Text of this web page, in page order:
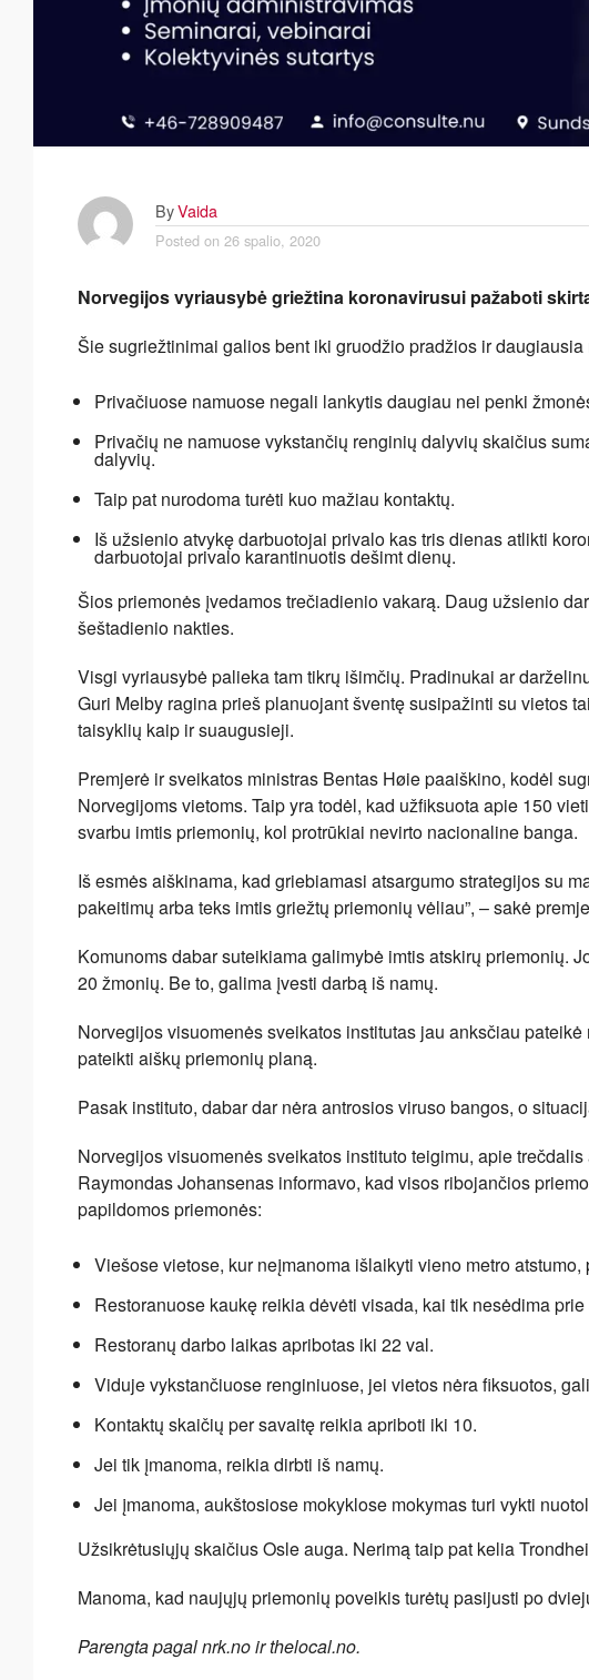
ByVaida
Posted on 26 spalio, 2020
Norvegijos vyriausybė griežtina koronavirusui pažaboti
Šie sugriežtinimai galios bent iki gruodžio pradžios ir
Privačiuose namuose negali lankytis daugiau nei penki
Privačių ne namuose vykstančių renginių dalyvių skaičius
dalyvių.
Taip pat nurodoma turėti kuo mažiau kontaktų.
Iš užsienio atvykę darbuotojai privalo kas tris dienas atlikti
darbuotojai privalo karantinuotis dešimt dienų.
Šios priemonės įvedamos trečiadienio vakarą. Daug užsienio
šeštadienio nakties.
Visgi vyriausybė palieka tam tikrų išimčių. Pradinukai ar
Guri Melby ragina prieš planuojant šventę susipažinti su vietos
taisyklių kaip ir suaugusieji.
Premjerė ir sveikatos ministras Bentas Høie paaiškino, kodėl
Norvegijoms vietoms. Taip yra todėl, kad užfiksuota apie 150
svarbu imtis priemonių, kol protrūkiai nevirto nacionaline banga.
Iš esmės aiškinama, kad griebiamasi atsargumo strategijos su
pakeitimų arba teks imtis griežtų priemonių vėliau”, – sakė
Komunoms dabar suteikiama galimybė imtis atskirų priemonių.
20 žmonių. Be to, galima įvesti darbą iš namų.
Norvegijos visuomenės sveikatos institutas jau anksčiau
pateikti aiškų priemonių planą.
Pasak instituto, dabar dar nėra antrosios viruso bangos, o
Norvegijos visuomenės sveikatos instituto teigimu, apie
Raymondas Johansenas informavo, kad visos ribojančios
papildomos priemonės:
Viešose vietose, kur neįmanoma išlaikyti vieno metro atstumo,
Restoranuose kaukę reikia dėvėti visada, kai tik nesėdima
Restoranų darbo laikas apribotas iki 22 val.
Viduje vykstančiuose renginiuose, jei vietos nėra fiksuotos,
Kontaktų skaičių per savaitę reikia apriboti iki 10.
Jei tik įmanoma, reikia dirbti iš namų.
Jei įmanoma, aukštosiose mokyklose mokymas turi vykti
Užsikrėtusiųjų skaičius Osle auga. Nerimą taip pat kelia
Manoma, kad naujųjų priemonių poveikis turėtų pasijusti po
Parengta pagal nrk.no ir thelocal.no.